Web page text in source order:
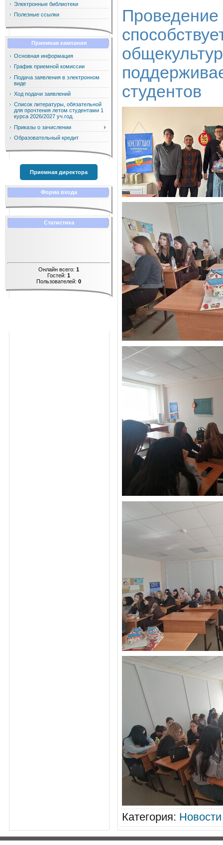
Электронные библиотеки
Полезные ссылки
Приемная кампания
Основная информация
График приемной комиссии
Подача заявления в электронном
виде
Ход подачи заявлений
Список литературы, обязательной
для прочтения летом студентами 1
курса 2026/2027 уч.год.
Приказы о зачислении
Образовательный кредит
Приемная директора
Форма входа
Статистика
Онлайн всего: 1
Гостей: 1
Пользователей: 0
студентов
Категория: